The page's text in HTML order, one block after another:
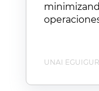
UNAI